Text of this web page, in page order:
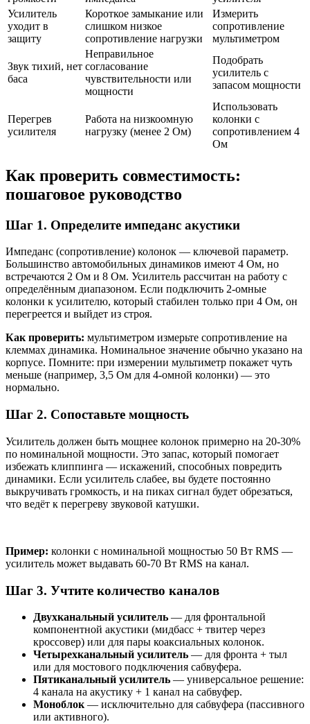
Усилитель
уходит в
защиту
Короткое замыкание или
слишком низкое
сопротивление нагрузки
Измерить
сопротивление
мультиметром
Звук тихий, нет
баса
Неправильное
согласование
чувствительности или
мощности
Подобрать
усилитель с
запасом мощности
Перегрев
усилителя
Работа на низкоомную
нагрузку (менее 2 Ом)
Использовать
колонки с
сопротивлением 4
Ом
Как проверить совместимость:
пошаговое руководство
Шаг 1. Определите импеданс акустики
Импеданс (сопротивление) колонок — ключевой параметр.
Большинство автомобильных динамиков имеют 4 Ом, но
встречаются 2 Ом и 8 Ом. Усилитель рассчитан на работу с
определённым диапазоном. Если подключить 2-омные
колонки к усилителю, который стабилен только при 4 Ом, он
перегреется и выйдет из строя.
Как проверить: мультиметром измерьте сопротивление на
клеммах динамика. Номинальное значение обычно указано на
корпусе. Помните: при измерении мультиметр покажет чуть
меньше (например, 3,5 Ом для 4-омной колонки) — это
нормально.
Шаг 2. Сопоставьте мощность
Усилитель должен быть мощнее колонок примерно на 20-30%
по номинальной мощности. Это запас, который помогает
избежать клиппинга — искажений, способных повредить
динамики. Если усилитель слабее, вы будете постоянно
выкручивать громкость, и на пиках сигнал будет обрезаться,
что ведёт к перегреву звуковой катушки.
Пример: колонки с номинальной мощностью 50 Вт RMS —
усилитель может выдавать 60-70 Вт RMS на канал.
Шаг 3. Учтите количество каналов
Двухканальный усилитель — для фронтальной
компонентной акустики (мидбасс + твитер через
кроссовер) или для пары коаксиальных колонок.
Четырехканальный усилитель — для фронта + тыл
или для мостового подключения сабвуфера.
Пятиканальный усилитель — универсальное решение:
4 канала на акустику + 1 канал на сабвуфер.
Моноблок — исключительно для сабвуфера (пассивного
или активного).